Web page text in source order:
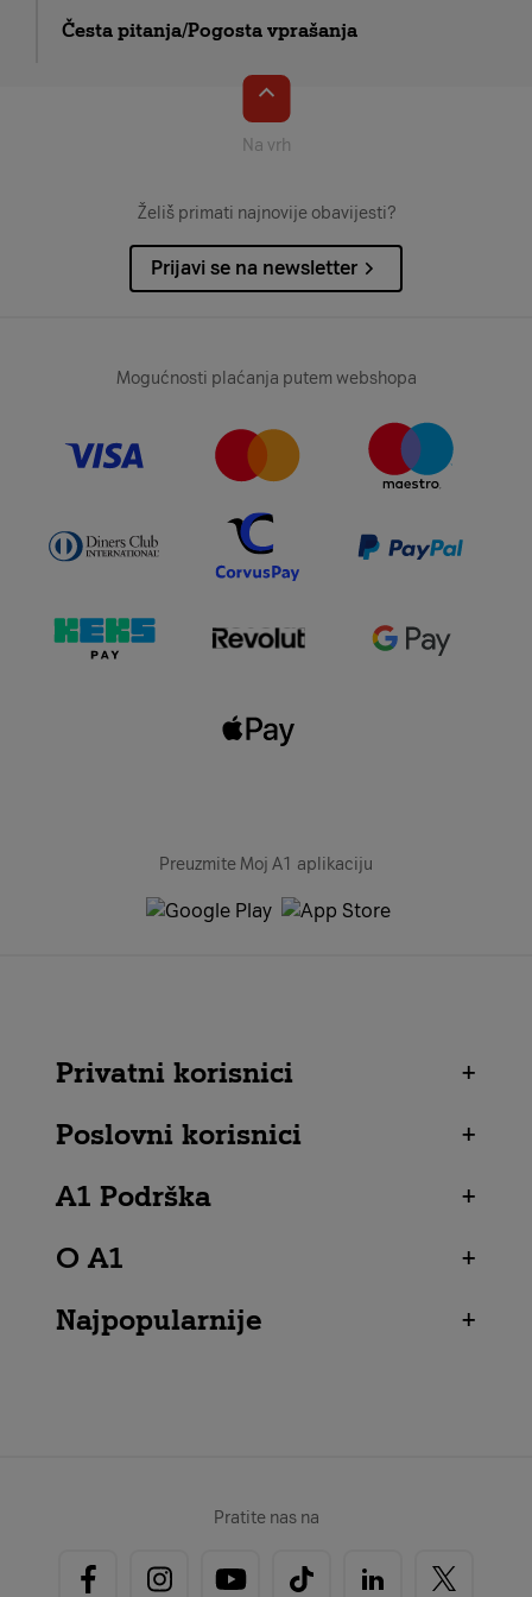
Česta pitanja/Pogosta vprašanja
Na vrh
Želiš primati najnovije obavijesti?
Prijavi se na newsletter
Mogućnosti plaćanja putem webshopa
Preuzmite Moj A1 aplikaciju
Privatni korisnici
+
Poslovni korisnici
+
A1 Podrška
+
O A1
+
Najpopularnije
+
Pratite nas na